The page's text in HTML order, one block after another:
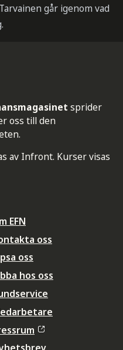
går igenom vad
sprider
oss till den
av Infront. Kurser visas
EFN
oss
oss
hos oss